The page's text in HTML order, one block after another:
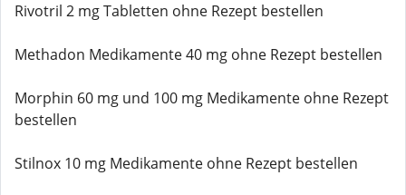
Rivotril 2 mg Tabletten ohne Rezept bestellen
Methadon Medikamente 40 mg ohne Rezept bestellen
Morphin 60 mg und 100 mg Medikamente ohne Rezept
bestellen
Stilnox 10 mg Medikamente ohne Rezept bestellen